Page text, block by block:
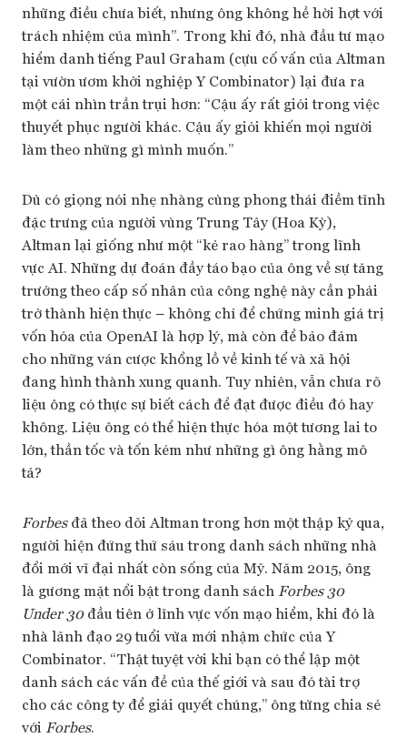
những điều chưa biết, nhưng ông không hề hời hợt với
trách nhiệm của mình”. Trong khi đó, nhà đầu tư mạo
hiểm danh tiếng Paul Graham (cựu cố vấn của Altman
tại vườn ươm khởi nghiệp Y Combinator) lại đưa ra
một cái nhìn trần trụi hơn: “Cậu ấy rất giỏi trong việc
thuyết phục người khác. Cậu ấy giỏi khiến mọi người
làm theo những gì mình muốn.”
Dù có giọng nói nhẹ nhàng cùng phong thái điềm tĩnh
đặc trưng của người vùng Trung Tây (Hoa Kỳ),
Altman lại giống như một “kẻ rao hàng” trong lĩnh
vực AI. Những dự đoán đầy táo bạo của ông về sự tăng
trưởng theo cấp số nhân của công nghệ này cần phải
trở thành hiện thực – không chỉ để chứng minh giá trị
vốn hóa của OpenAI là hợp lý, mà còn để bảo đảm
cho những ván cược khổng lồ về kinh tế và xã hội
đang hình thành xung quanh. Tuy nhiên, vẫn chưa rõ
liệu ông có thực sự biết cách để đạt được điều đó hay
không. Liệu ông có thể hiện thực hóa một tương lai to
lớn, thần tốc và tốn kém như những gì ông hằng mô
tả?
Forbesđã theo dõi Altman trong hơn một thập kỷ qua,
người hiện đứng thứ sáu trong danh sách những nhà
đổi mới vĩ đại nhất còn sống của Mỹ. Năm 2015, ông
là gương mặt nổi bật trong danh sách Forbes 30
Under 30đầu tiên ở lĩnh vực vốn mạo hiểm, khi đó là
nhà lãnh đạo 29 tuổi vừa mới nhậm chức của Y
Combinator. “Thật tuyệt vời khi bạn có thể lập một
danh sách các vấn đề của thế giới và sau đó tài trợ
cho các công ty để giải quyết chúng,” ông từng chia sẻ
với Forbes.